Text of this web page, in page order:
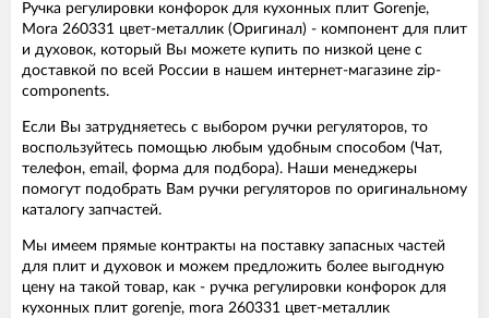
Ручка регулировки конфорок для кухонных плит Gorenje,
Mora 260331 цвет-металлик (Оригинал) - компонент для плит
и духовок, который Вы можете купить по низкой цене с
доставкой по всей России в нашем интернет-магазине zip-
components.
Если Вы затрудняетесь с выбором ручки регуляторов, то
воспользуйтесь помощью любым удобным способом (Чат,
телефон, email, форма для подбора). Наши менеджеры
помогут подобрать Вам ручки регуляторов по оригинальному
каталогу запчастей.
Мы имеем прямые контракты на поставку запасных частей
для плит и духовок и можем предложить более выгодную
цену на такой товар, как - ручка регулировки конфорок для
кухонных плит gorenje, mora 260331 цвет-металлик